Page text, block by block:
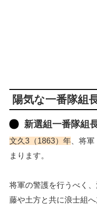
陽気な一番隊組
新選組一番隊組
文久3（1863）年、将
まります。
将軍の警護を行うべく
藤や土方と共に浪士組